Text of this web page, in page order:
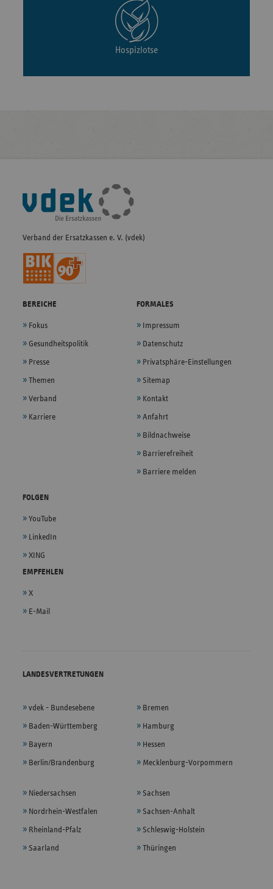
Hospizlotse
Fußleisten-
Navigation
Verband der Ersatzkassen e. V. (vdek)
BEREICHE
Fokus
Gesundheitspolitik
Presse
Themen
Verband
Karriere
FORMALES
Impressum
Datenschutz
Privatsphäre-Einstellungen
Sitemap
Kontakt
Anfahrt
Bildnachweise
Barrierefreiheit
Barriere melden
FOLGEN
YouTube
LinkedIn
XING
EMPFEHLEN
X
E-Mail
LANDESVERTRETUNGEN
vdek - Bundesebene
Baden-Württemberg
Bayern
Berlin/Brandenburg
Bremen
Hamburg
Hessen
Mecklenburg-Vorpommern
Niedersachsen
Nordrhein-Westfalen
Rheinland-Pfalz
Saarland
Sachsen
Sachsen-Anhalt
Schleswig-Holstein
Thüringen